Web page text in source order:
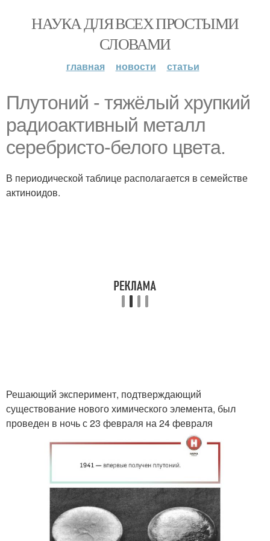
НАУКА ДЛЯ ВСЕХ ПРОСТЫМИ
СЛОВАМИ
главная новости статьи
Плутоний - тяжёлый хрупкий
радиоактивный металл
серебристо-белого цвета.
В периодической таблице располагается в семействе
актиноидов.
Решающий эксперимент, подтверждающий
существование нового химического элемента, был
проведен в ночь с 23 февраля на 24 февраля